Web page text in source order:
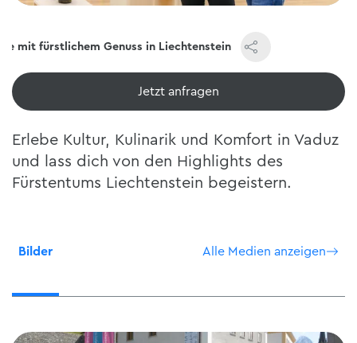
mit fürstlichem Genuss in Liechtenstein
Jetzt ansehen
Erlebe Kultur, Kulinarik und Komfort in Vaduz
und lass dich von den Highlights des
Fürstentums Liechtenstein begeistern.
Bilder Alle Medien anzeigen